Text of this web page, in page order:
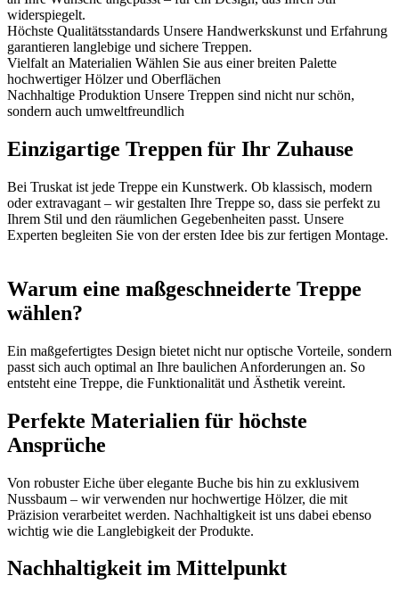
widerspiegelt.
Höchste Qualitätsstandards Unsere Handwerkskunst und Erfahrung
garantieren langlebige und sichere Treppen.
Vielfalt an Materialien Wählen Sie aus einer breiten Palette
hochwertiger Hölzer und Oberflächen
Nachhaltige Produktion Unsere Treppen sind nicht nur schön,
sondern auch umweltfreundlich
Einzigartige Treppen für Ihr Zuhause
Bei Truskat ist jede Treppe ein Kunstwerk. Ob klassisch, modern
oder extravagant – wir gestalten Ihre Treppe so, dass sie perfekt zu
Ihrem Stil und den räumlichen Gegebenheiten passt. Unsere
Experten begleiten Sie von der ersten Idee bis zur fertigen Montage.
Warum eine maßgeschneiderte Treppe
wählen?
Ein maßgefertigtes Design bietet nicht nur optische Vorteile, sondern
passt sich auch optimal an Ihre baulichen Anforderungen an. So
entsteht eine Treppe, die Funktionalität und Ästhetik vereint.
Perfekte Materialien für höchste
Ansprüche
Von robuster Eiche über elegante Buche bis hin zu exklusivem
Nussbaum – wir verwenden nur hochwertige Hölzer, die mit
Präzision verarbeitet werden. Nachhaltigkeit ist uns dabei ebenso
wichtig wie die Langlebigkeit der Produkte.
Nachhaltigkeit im Mittelpunkt